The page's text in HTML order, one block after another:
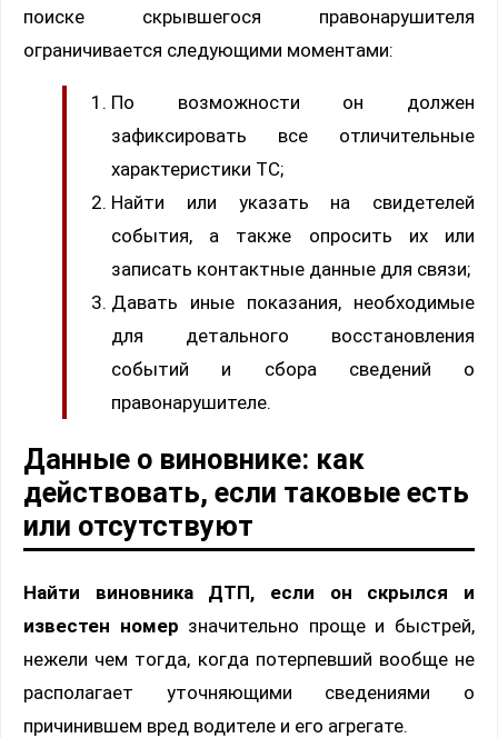
поиске скрывшегося правонарушителя
ограничивается следующими моментами:
По возможности он должен
зафиксировать все отличительные
характеристики ТС;
Найти или указать на свидетелей
события, а также опросить их или
записать контактные данные для связи;
Давать иные показания, необходимые
для детального восстановления
событий и сбора сведений о
правонарушителе.
Данные о виновнике: как
действовать, если таковые есть
или отсутствуют
Найти виновника ДТП, если он скрылся и
известен номер значительно проще и быстрей,
нежели чем тогда, когда потерпевший вообще не
располагает уточняющими сведениями о
причинившем вред водителе и его агрегате.